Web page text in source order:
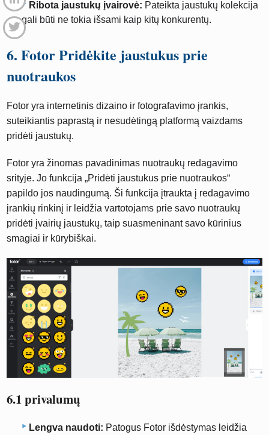
Ribota jaustukų įvairovė: Pateikta jaustukų kolekcija
gali būti ne tokia išsami kaip kitų konkurentų.
6. Fotor Pridėkite jaustukus prie
nuotraukos
Fotor yra internetinis dizaino ir fotografavimo įrankis,
suteikiantis paprastą ir nesudėtingą platformą vaizdams
pridėti jaustukų.
Fotor yra žinomas pavadinimas nuotraukų redagavimo
srityje. Jo funkcija „Pridėti jaustukus prie nuotraukos“
papildo jos naudingumą. Ši funkcija įtraukta į redagavimo
įrankių rinkinį ir leidžia vartotojams prie savo nuotraukų
pridėti įvairių jaustukų, taip suasmeninant savo kūrinius
smagiai ir kūrybiškai.
6.1 privalumų
Lengva naudoti: Patogus Fotor išdėstymas leidžia